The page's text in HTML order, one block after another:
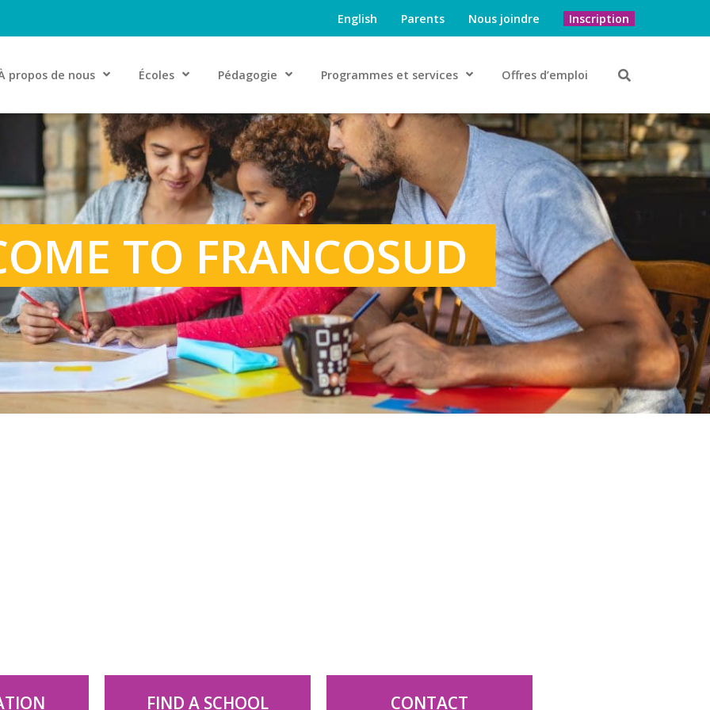
English Parents Nous joindre Inscription
propos de nous Écoles Pédagogie Programmes et services Offres d’emploi
TO FRANCOSUD
FIND A SCHOOL CONTACT